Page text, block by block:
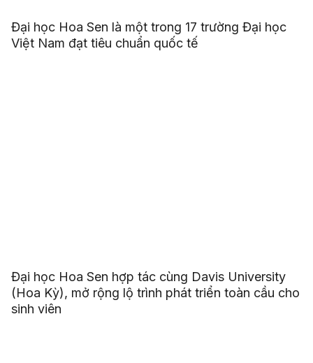
Đại học Hoa Sen là một trong 17 trường Đại học
Việt Nam đạt tiêu chuẩn quốc tế
Đại học Hoa Sen hợp tác cùng Davis University
(Hoa Kỳ), mở rộng lộ trình phát triển toàn cầu cho
sinh viên